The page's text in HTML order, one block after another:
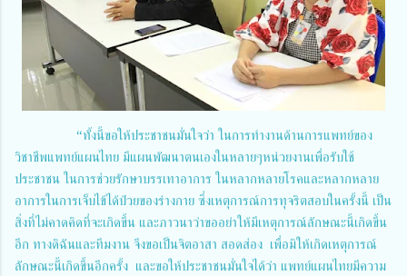
“ทั้งนี้ขอให้ประชาชนมั่นใจว่า ในการทำงานด้านการแพทย์ของ
วิชาชีพแพทย์แผนไทย มีแผนพัฒนาตนเองในหลายๆหน่วยงานเพื่อรับใช้
ประชาชน ในการช่วยรักษาบรรเทาอาการ ในหลากหลายโรคและหลากหลาย
อาการในการเจ็บไข้ได้ป่วยของร่างกาย ซึ่งเหตุการณ์การทุจริตสอบในครั้งนี้ เป็น
สิ่งที่ไม่คาดคิดที่จะเกิดขึ้น และภาวนาว่าขออย่าให้มีเหตุการณ์ลักษณะนี้เกิดขึ้น
อีก ทางดิฉันและทีมงาน จึงขอเป็นจิตอาสา สอดส่อง เพื่อมิให้เกิดเหตุการณ์
ลักษณะนี้เกิดขึ้นอีกครั้ง และขอให้ประชาชนมั่นใจได้ว่า แพทย์แผนไทยมีความ